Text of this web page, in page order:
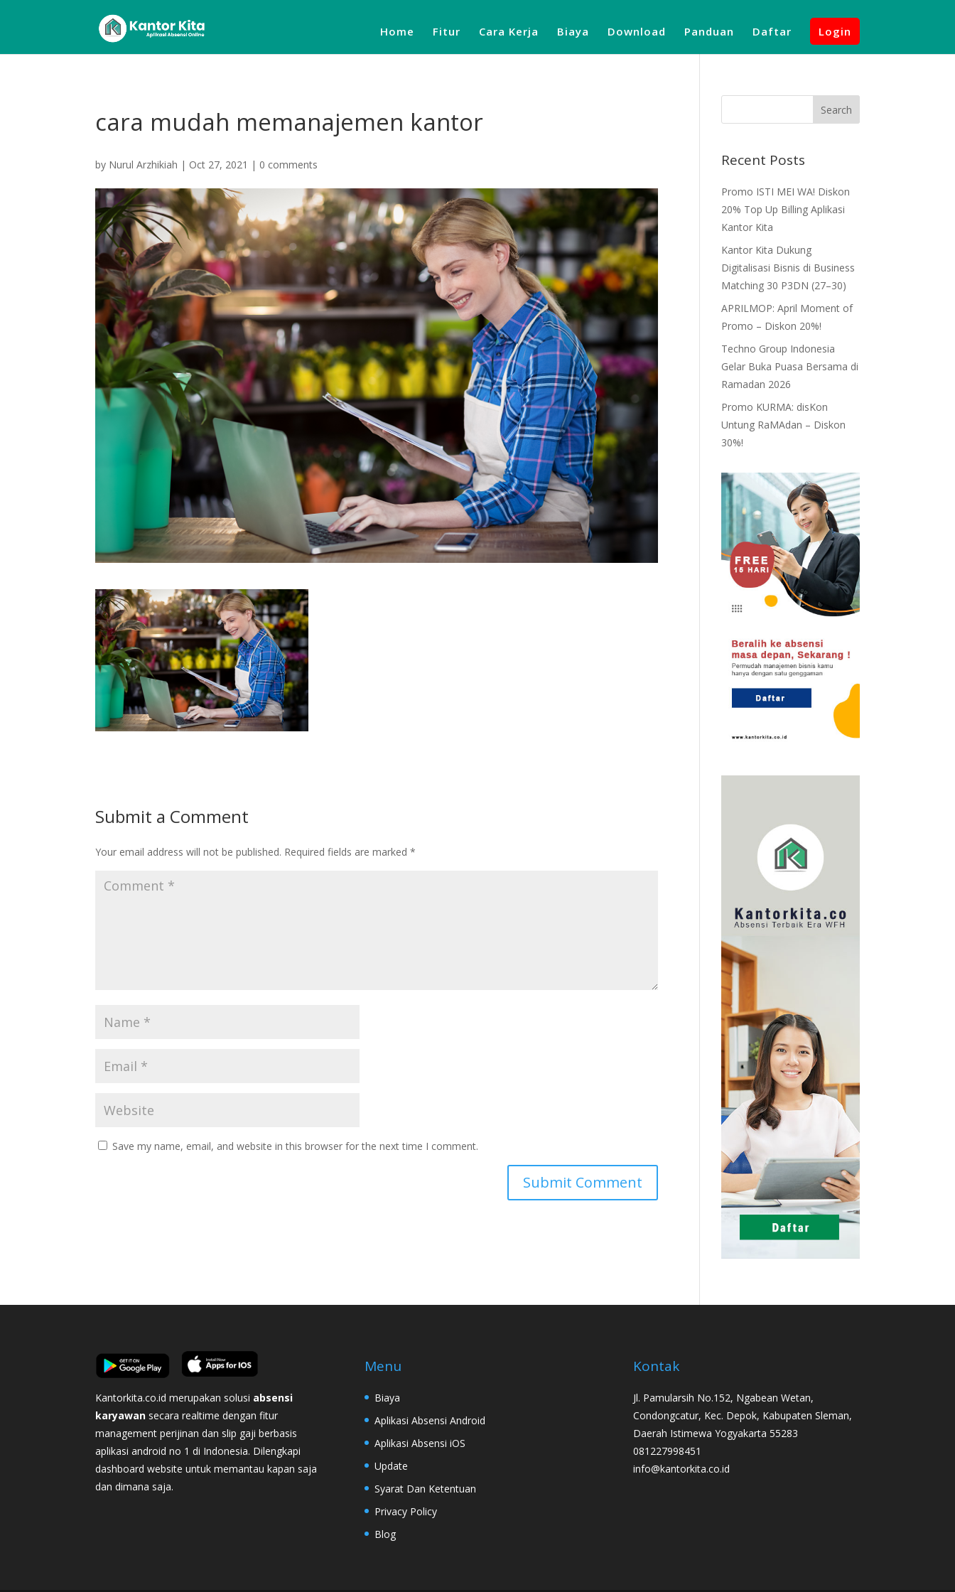
Home Fitur Cara Kerja Biaya Download Panduan Daftar Login
cara mudah memanajemen kantor
by Nurul Arzhikiah | Oct 27, 2021 | 0 comments
Submit a Comment
Your email address will not be published. Required fields are marked*
Save my name, email, and website in this browser for the next time I comment.
Recent Posts
Promo ISTI MEI WA! Diskon
20% Top Up Billing Aplikasi
Kantor Kita
Kantor Kita Dukung
Digitalisasi Bisnis di Business
Matching 30 P3DN (27–30)
APRILMOP: April Moment of
Promo – Diskon 20%!
Techno Group Indonesia
Gelar Buka Puasa Bersama di
Ramadan 2026
Promo KURMA: disKon
Untung RaMAdan – Diskon
30%!
Kantorkita.co.id merupakan solusi absensi
karyawan secara realtime dengan fitur
management perijinan dan slip gaji berbasis
aplikasi android no 1 di Indonesia. Dilengkapi
dashboard website untuk memantau kapan saja
dan dimana saja.
Menu
Biaya
Aplikasi Absensi Android
Aplikasi Absensi iOS
Update
Syarat Dan Ketentuan
Privacy Policy
Blog
Kontak
Jl. Pamularsih No.152, Ngabean Wetan,
Condongcatur, Kec. Depok, Kabupaten Sleman,
Daerah Istimewa Yogyakarta 55283
081227998451
info@kantorkita.co.id